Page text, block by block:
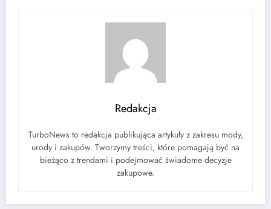
Redakcja
TurboNews to redakcja publikująca artykuły z zakresu mody,
urody i zakupów. Tworzymy treści, które pomagają być na
bieżąco z trendami i podejmować świadome decyzje
zakupowe.